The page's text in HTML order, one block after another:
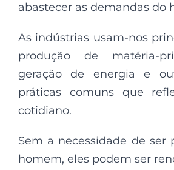
abastecer as demandas do
As indústrias usam-nos
produção de matéria-
geração de energia e
práticas comuns que
cotidiano.
Sem a necessidade de ser
homem, eles podem ser